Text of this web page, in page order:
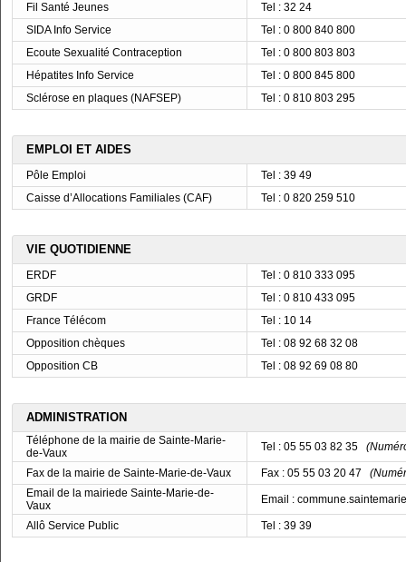
Fil Santé Jeunes
Tel : 32 24
SIDA Info Service
Tel : 0 800 840 800
Ecoute Sexualité Contraception
Tel : 0 800 803 803
Hépatites Info Service
Tel : 0 800 845 800
Sclérose en plaques (NAFSEP)
Tel : 0 810 803 295
EMPLOI ET AIDES
Pôle Emploi
Tel : 39 49
Caisse d’Allocations Familiales (CAF)
Tel : 0 820 259 510
VIE QUOTIDIENNE
ERDF
Tel : 0 810 333 095
GRDF
Tel : 0 810 433 095
France Télécom
Tel : 10 14
Opposition chèques
Tel : 08 92 68 32 08
Opposition CB
Tel : 08 92 69 08 80
ADMINISTRATION
Téléphone de la mairie de Sainte-Marie-
de-Vaux
Tel : 05 55 03 82 35
Fax de la mairie de Sainte-Marie-de-Vaux Fax : 05 55 03 20 47
Email de la mairiede Sainte-Marie-de-
Vaux
Email :
Allô Service Public Tel : 39 39